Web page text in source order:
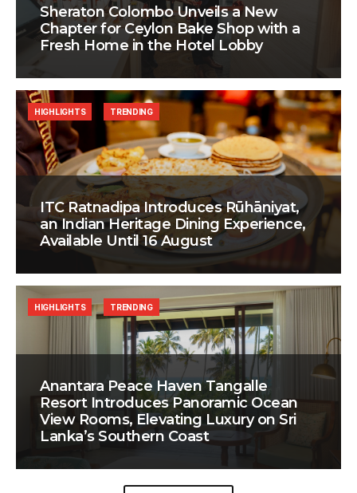
Sheraton Colombo Unveils a New
Chapter for Ceylon Bake Shop with a
Fresh Home in the Hotel Lobby
ITC Ratnadipa Introduces Rūhāniyat,
an Indian Heritage Dining Experience,
Available Until 16 August
HIGHLIGHTS TRENDING
Anantara Peace Haven Tangalle
Resort Introduces Panoramic Ocean
View Rooms, Elevating Luxury on Sri
Lanka’s Southern Coast
HIGHLIGHTS TRENDING